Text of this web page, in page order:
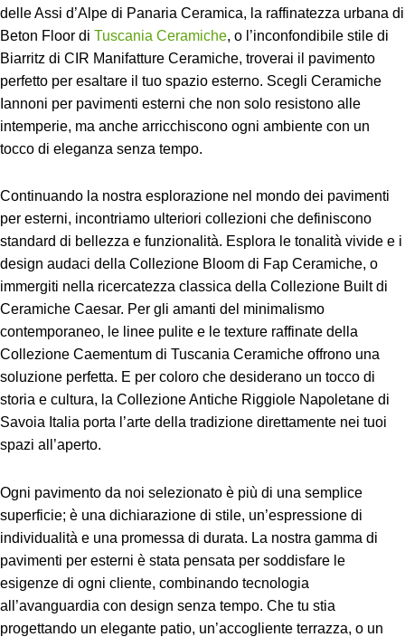
delle Assi d’Alpe di Panaria Ceramica, la raffinatezza urbana di
Beton Floor di Tuscania Ceramiche, o l’inconfondibile stile di
Biarritz di CIR Manifatture Ceramiche, troverai il pavimento
perfetto per esaltare il tuo spazio esterno. Scegli Ceramiche
Iannoni per pavimenti esterni che non solo resistono alle
intemperie, ma anche arricchiscono ogni ambiente con un
tocco di eleganza senza tempo.
Continuando la nostra esplorazione nel mondo dei pavimenti
per esterni, incontriamo ulteriori collezioni che definiscono
standard di bellezza e funzionalità. Esplora le tonalità vivide e i
design audaci della Collezione Bloom di Fap Ceramiche, o
immergiti nella ricercatezza classica della Collezione Built di
Ceramiche Caesar. Per gli amanti del minimalismo
contemporaneo, le linee pulite e le texture raffinate della
Collezione Caementum di Tuscania Ceramiche offrono una
soluzione perfetta. E per coloro che desiderano un tocco di
storia e cultura, la Collezione Antiche Riggiole Napoletane di
Savoia Italia porta l’arte della tradizione direttamente nei tuoi
spazi all’aperto.
Ogni pavimento da noi selezionato è più di una semplice
superficie; è una dichiarazione di stile, un’espressione di
individualità e una promessa di durata. La nostra gamma di
pavimenti per esterni è stata pensata per soddisfare le
esigenze di ogni cliente, combinando tecnologia
all’avanguardia con design senza tempo. Che tu stia
progettando un elegante patio, un’accogliente terrazza, o un